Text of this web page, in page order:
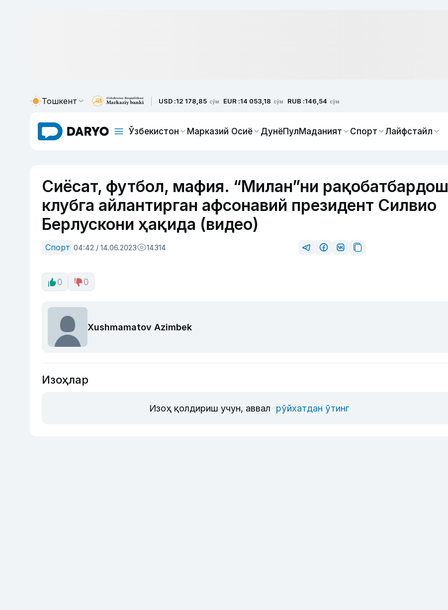
Тошкент USD :12 178,85 сўм EUR :14 053,18 сўм RUB :146,54 сўм
Ўзбекистон Марказий Осиё ДунёПулМаданият Спорт Лайфстайл
Сиёсат, футбол, мафия. “Милан”ни рақобатбардош
клубга айлантирган афсонавий президент Силвио
Берлускони ҳақида (видео)
Спорт 04:42 / 14.06.2023 14314
0 0
Xushmamatov Azimbek
Изоҳлар
Изоҳ қолдириш учун, аввал рўйхатдан ўтинг